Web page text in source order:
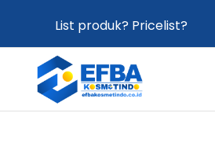
List produk? Pricelist?